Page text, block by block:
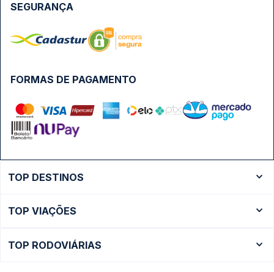
FORMAS DE PAGAMENTO
SEGURANÇA
TOP DESTINOS
Ônibus São Paulo
TOP VIAÇÕES
TOP RODOVIÁRIAS